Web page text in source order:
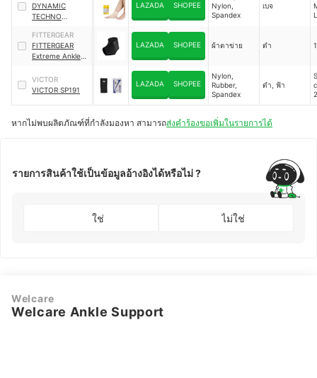
TECHNO
MEDICALS
DYNAMIC
TECHNO
Breath Ankle
Brace
LAZADA SHOPEE
Nylon,
Spandex
เบจ
FITTERGEAR
FITTERGEAR
Extreme Ankle
LAZADA SHOPEE ผ้าตาข่าย ดำ
VICTOR
VICTOR SP191
LAZADA SHOPEE
์Nylon,
Rubber,
Spandex
ดำ, ฟ้า
หากไม่พบผลิตภัณฑ์ที่กำลังมองหา สามารถส่งคำร้องขอเพิ่มในรายการได้
รายการสินค้าใช้เป็นข้อมูลอ้างอิงได้หรือไม่ ?
ใช่ ไม่ใช่
Welcare
Welcare Ankle Support